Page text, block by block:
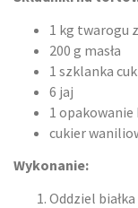
1 kg twarogu
200 g masła
1 szklanka
6 jaj
1
cukier
Wykonanie:
Oddziel